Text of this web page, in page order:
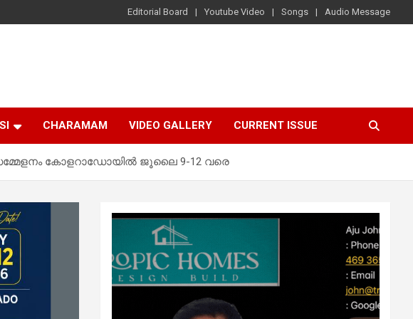
Editorial Board Youtube Video Songs Audio Message
CHARAMAM VIDEO GALLERY CURRENT ISSUE
കോളറാഡോയിൽ ജൂലൈ 9-12 വരെ